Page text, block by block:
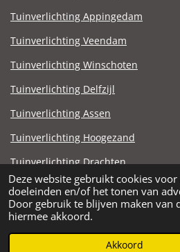
Deze website gebruikt cookies voor
doeleinden en/of het tonen van
Door gebruik te blijven maken van
hiermee akkoord.
Akkoord
Tuinverlichting Appingedam
Tuinverlichting Veendam
Tuinverlichting Winschoten
Tuinverlichting Delfzijl
Tuinverlichting Assen
Tuinverlichting Hoogezand
Tuinverlichting Drachten
Tuinverlichting Stadskanaal
© 2021 - 2025 Steen en
Telefoonnummer